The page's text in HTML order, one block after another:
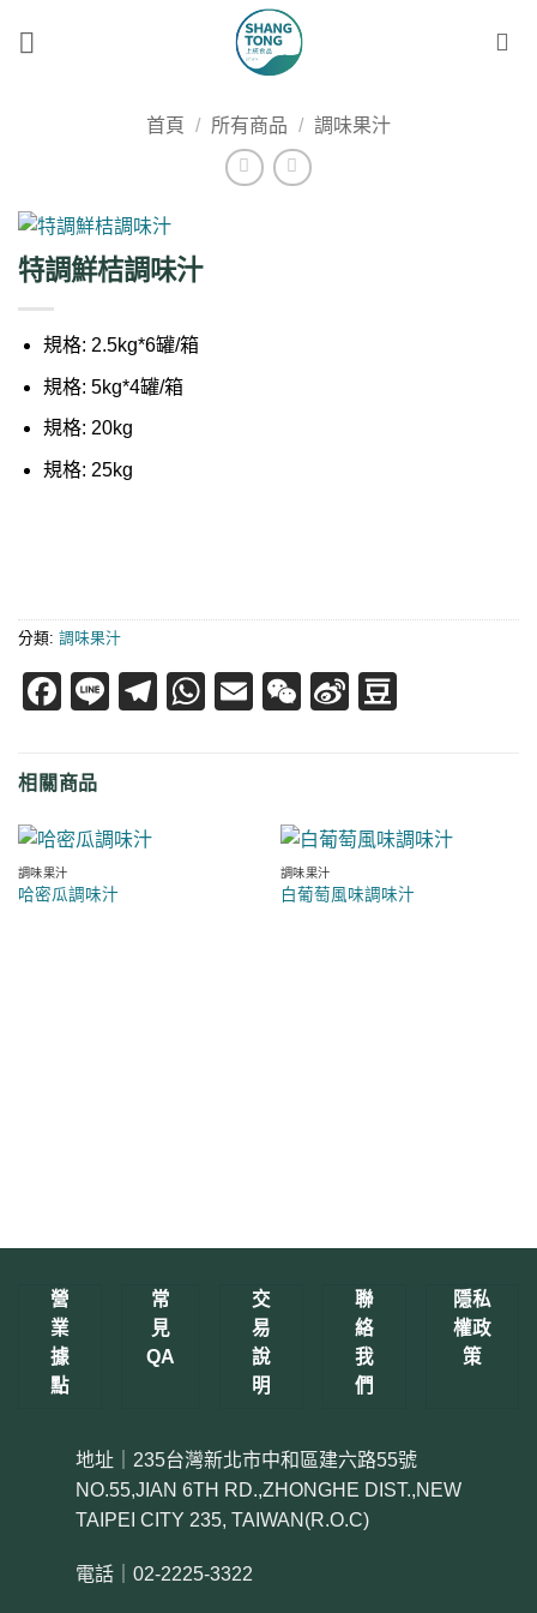
首頁 / 所有商品 / 調味果汁
特調鮮桔調味汁
規格: 2.5kg*6罐/箱
規格: 5kg*4罐/箱
規格: 20kg
規格: 25kg
分類: 調味果汁
Facebook
LineTelegram
WhatsApp
EmailWeChat
Sina
相關商品
調味果汁
哈密瓜調味汁
調味果汁
白葡萄風味調味汁
營
業
據
點
常
見
QA
交
易
說
明
聯
絡
我
們
隱私
權政
策
地址｜235台灣新北市中和區建六路55號
NO.55,JIAN 6TH RD.,ZHONGHE DIST.,NEW
TAIPEI CITY 235, TAIWAN(R.O.C)
電話｜02-2225-3322